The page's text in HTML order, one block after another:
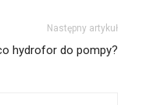
Następny artykuł
hydrofor do pompy?